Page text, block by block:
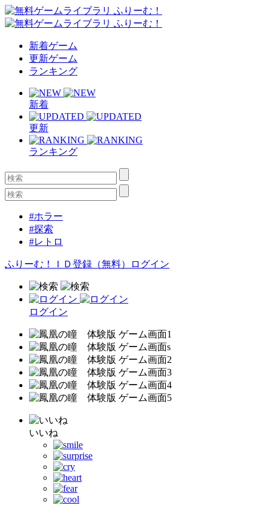
新着ゲーム
更新ゲーム
ランキング
新着
更新
ランキング
#ホラー
#探索
#レトロ
ふりーむ！ＩＤ登録（無料） ログイン
ログイン
いいね